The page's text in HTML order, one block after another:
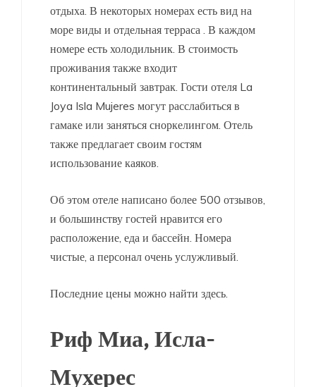
отдыха. В некоторых номерах есть вид на
море виды и отдельная терраса . В каждом
номере есть холодильник. В стоимость
проживания также входит
континентальный завтрак. Гости отеля La
Joya Isla Mujeres могут расслабиться в
гамаке или заняться сноркелингом. Отель
также предлагает своим гостям
использование каяков.
Об этом отеле написано более 500 отзывов,
и большинству гостей нравится его
расположение, еда и бассейн. Номера
чистые, а персонал очень услужливый.
Последние цены можно найти здесь.
Риф Миа, Исла-
Мухерес